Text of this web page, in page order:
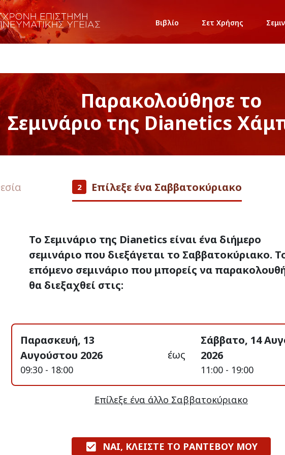
Βιβλίο Σετ Χρήσης
Παρακολούθησε το
Σεμινάριο της Dianetics
2 Επίλεξε ένα Σαββατοκύριακο
Το Σεμινάριο της Dianetics είναι ένα διήμερο
σεμινάριο που διεξάγεται το Σαββατοκύριακο.
επόμενο σεμινάριο που μπορείς να
θα διεξαχθεί στις:
Παρασκευή, 13
Αυγούστου 2026
09:30 - 18:00
έως
Σάββατο, 14
2026
11:00 - 19:00
Επίλεξε ένα άλλο Σαββατοκύριακο
ΝΑΙ, ΚΛΕΙΣΤΕ ΤΟ ΡΑΝΤΕΒΟΥ ΜΟΥ